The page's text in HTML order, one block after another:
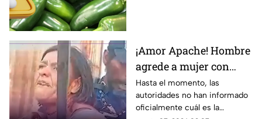
¡Amor Apache! Hombre
agrede a mujer con
machete y ella termina
defendiéndolo [Video]
Hasta el momento, las
autoridades no han informado
oficialmente cuál es la